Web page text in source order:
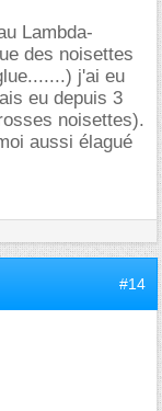
Lambda-
des noisettes
j'ai eu
eu depuis 3
noisettes).
aussi élagué
#14